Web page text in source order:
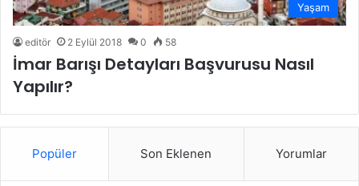
Yaşam
editör 2 Eylül 2018 0 58
İmar Barışı Detayları Başvurusu Nasıl
Yapılır?
Popüler Son Eklenen Yorumlar